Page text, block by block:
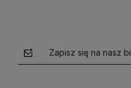
Zapisz się na nasz